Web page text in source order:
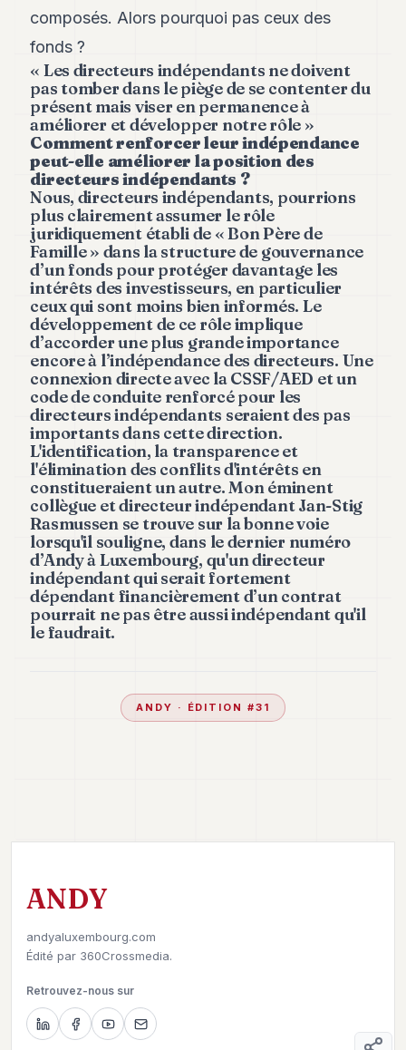
JURIDIQUE
ENTREPRISES
ASSOCIATIONS
CONTACT
S'ABONNER
FR
composés. Alors pourquoi pas ceux des
fonds ?
« Les directeurs indépendants ne doivent
pas tomber dans le piège de se contenter du
présent mais viser en permanence à
améliorer et développer notre rôle »
Comment renforcer leur indépendance
peut-elle améliorer la position des
directeurs indépendants ?
Nous, directeurs indépendants, pourrions
plus clairement assumer le rôle
juridiquement établi de « Bon Père de
Famille » dans la structure de gouvernance
d’un fonds pour protéger davantage les
intérêts des investisseurs, en particulier
ceux qui sont moins bien informés. Le
développement de ce rôle implique
d’accorder une plus grande importance
encore à l’indépendance des directeurs. Une
connexion directe avec la CSSF/AED et un
code de conduite renforcé pour les
directeurs indépendants seraient des pas
importants dans cette direction.
L'identification, la transparence et
l'élimination des conflits d'intérêts en
constitueraient un autre. Mon éminent
collègue et directeur indépendant Jan-Stig
Rasmussen se trouve sur la bonne voie
lorsqu'il souligne, dans le dernier numéro
d’Andy à Luxembourg, qu'un directeur
indépendant qui serait fortement
dépendant financièrement d’un contrat
pourrait ne pas être aussi indépendant qu'il
le faudrait.
ANDY · ÉDITION #31
ANDY
andyaluxembourg.com
Édité par 360Crossmedia.
Retrouvez-nous sur